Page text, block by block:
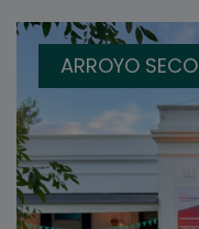
ARROYO SECO